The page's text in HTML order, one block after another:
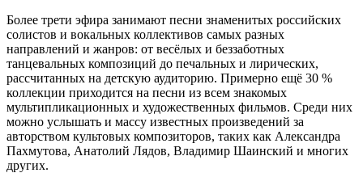
Более трети эфира занимают песни знаменитых российских
солистов и вокальных коллективов самых разных
направлений и жанров: от весёлых и беззаботных
танцевальных композиций до печальных и лирических,
рассчитанных на детскую аудиторию. Примерно ещё 30 %
коллекции приходится на песни из всем знакомых
мультипликационных и художественных фильмов. Среди них
можно услышать и массу известных произведений за
авторством культовых композиторов, таких как Александра
Пахмутова, Анатолий Лядов, Владимир Шаинский и многих
других.